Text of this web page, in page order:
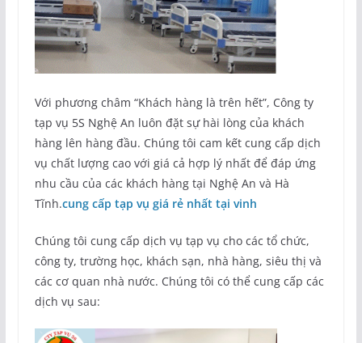
Với phương châm “Khách hàng là trên hết”, Công ty
tạp vụ 5S Nghệ An luôn đặt sự hài lòng của khách
hàng lên hàng đầu. Chúng tôi cam kết cung cấp dịch
vụ chất lượng cao với giá cả hợp lý nhất để đáp ứng
nhu cầu của các khách hàng tại Nghệ An và Hà
Tĩnh.cung cấp tạp vụ giá rẻ nhất tại vinh
Chúng tôi cung cấp dịch vụ tạp vụ cho các tổ chức,
công ty, trường học, khách sạn, nhà hàng, siêu thị và
các cơ quan nhà nước. Chúng tôi có thể cung cấp các
dịch vụ sau: